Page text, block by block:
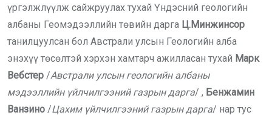
үргэлжлүүлж сайжруулах тухай Үндэсний геологийн
албаны Геомэдээллийн төвийн дарга Ц.Минжинсор
танилцуулсан бол Австрали улсын Геологийн алба
энэхүү төсөлтэй хэрхэн хамтарч ажилласан тухай Марк
Вебстер /Австрали улсын геологийн албаны
мэдээллийн үйлчилгээний газрын дарга/ , Бенжамин
Ванзино /Цахим үйлчилгээний газрын дарга/ нар тус